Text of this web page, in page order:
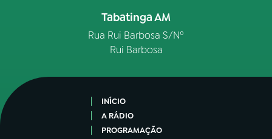
Tabatinga AM
Rua Rui Barbosa S/Nº
Rui Barbosa
INÍCIO
A RÁDIO
PROGRAMAÇÃO